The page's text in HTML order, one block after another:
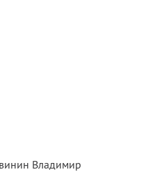
Владимир